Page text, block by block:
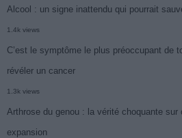
Alcool : un signe inattendu qui pourrait
1.4k views
C’est le symptôme le plus préoccupant de
révéler un cancer
1.3k views
Arthrose du genou : la vérité choquante sur
expansion